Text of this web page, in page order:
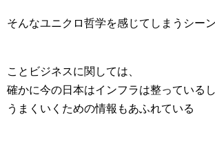
そんなユニクロ哲学を感じてしまうシー
ことビジネスに関しては、
確かに今の日本はインフラは整っているし
うまくいくための情報もあふれている